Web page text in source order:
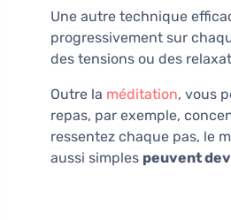
Une autre technique
progressivement sur
des tensions ou des
Outre la méditation, vous
repas, par exemple,
ressentez chaque pas, le
aussi simples peuvent